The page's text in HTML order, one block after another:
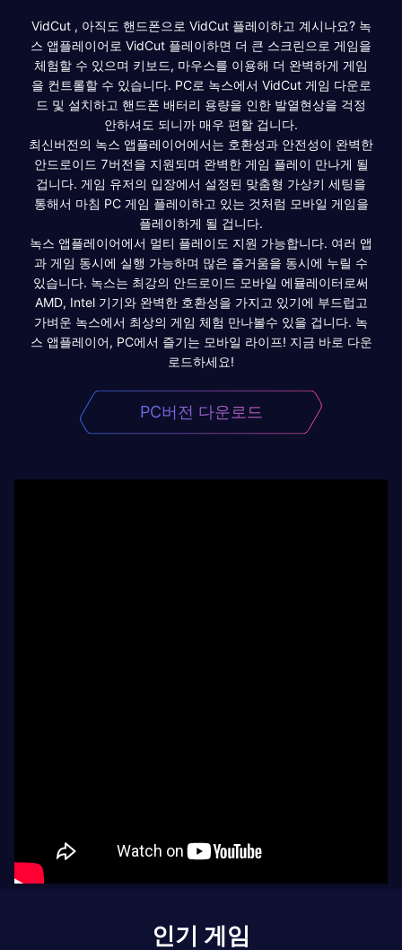
VidCut , 아직도 핸드폰으로 VidCut 플레이하고 계시나요? 녹
스 앱플레이어로 VidCut 플레이하면 더 큰 스크린으로 게임을
체험할 수 있으며 키보드, 마우스를 이용해 더 완벽하게 게임
을 컨트롤할 수 있습니다. PC로 녹스에서 VidCut 게임 다운로
드 및 설치하고 핸드폰 배터리 용량을 인한 발열현상을 걱정
안하셔도 되니까 매우 편할 겁니다.
최신버전의 녹스 앱플레이어에서는 호환성과 안전성이 완벽한
안드로이드 7버전을 지원되며 완벽한 게임 플레이 만나게 될
겁니다. 게임 유저의 입장에서 설정된 맞춤형 가상키 세팅을
통해서 마침 PC 게임 플레이하고 있는 것처럼 모바일 게임을
플레이하게 될 겁니다.
녹스 앱플레이어에서 멀티 플레이도 지원 가능합니다. 여러 앱
과 게임 동시에 실행 가능하며 많은 즐거움을 동시에 누릴 수
있습니다. 녹스는 최강의 안드로이드 모바일 에뮬레이터로써
AMD, Intel 기기와 완벽한 호환성을 가지고 있기에 부드럽고
가벼운 녹스에서 최상의 게임 체험 만나볼수 있을 겁니다. 녹
스 앱플레이어, PC에서 즐기는 모바일 라이프! 지금 바로 다운
로드하세요!
PC버전 다운로드
인기 게임